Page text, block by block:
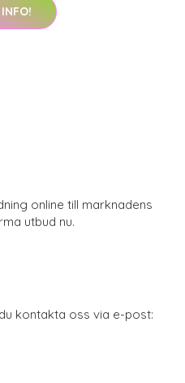
online till marknadens
utbud nu.
kontakta oss via e-post: